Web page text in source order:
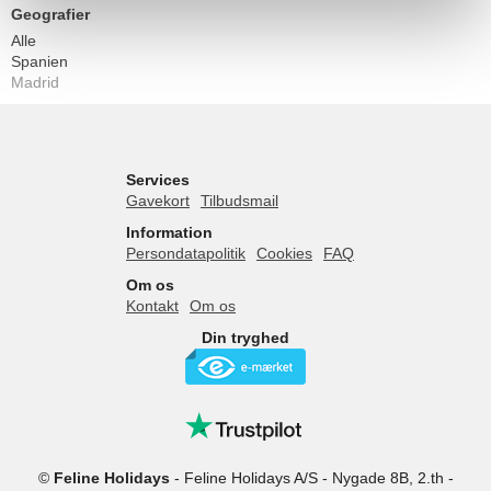
Geografier
Alle
Spanien
Madrid
Services
Gavekort
Tilbudsmail
Information
Persondatapolitik
Cookies
FAQ
Om os
Kontakt
Om os
Din tryghed
© Feline Holidays- Feline Holidays A/S- Nygade 8B, 2.th -